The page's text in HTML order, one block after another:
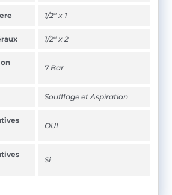
1/2" x 1
1/2" x 2
7 Bar
Soufflage et Aspiration
OUI
Si